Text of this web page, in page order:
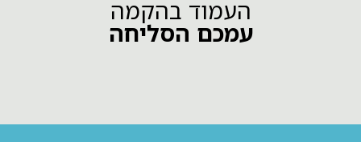
העמוד בהקמה
עמכם הסליחה